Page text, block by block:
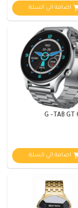
اضافة الي السلة
اضافة الي السلة